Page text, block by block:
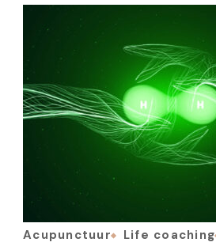
Acupunctuur Life coaching